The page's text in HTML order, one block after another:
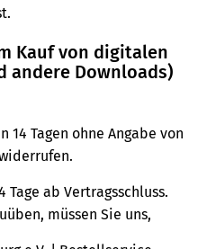
Kauf von digitalen
andere Downloads)
14 Tagen ohne Angabe von
ab Vertragsschluss.
müssen Sie uns,